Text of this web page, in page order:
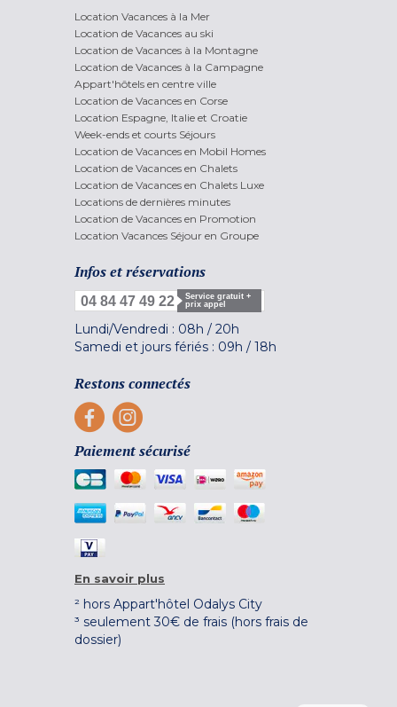
Location Vacances à la Mer
Location de Vacances au ski
Location de Vacances à la Montagne
Location de Vacances à la Campagne
Appart'hôtels en centre ville
Location de Vacances en Corse
Location Espagne, Italie et Croatie
Week-ends et courts Séjours
Location de Vacances en Mobil Homes
Location de Vacances en Chalets
Location de Vacances en Chalets Luxe
Locations de dernières minutes
Location de Vacances en Promotion
Location Vacances Séjour en Groupe
Infos et réservations
04 84 47 49 22
Service gratuit +
prix appel
Lundi/Vendredi : 08h / 20h
Samedi et jours fériés : 09h / 18h
Restons connectés
Paiement sécurisé
En savoir plus
² hors Appart'hôtel Odalys City
³ seulement 30€ de frais (hors frais de
dossier)